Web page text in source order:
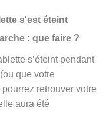
s'est éteint
: que faire ?
s’éteint pendant
que votre
retrouver votre
aura été